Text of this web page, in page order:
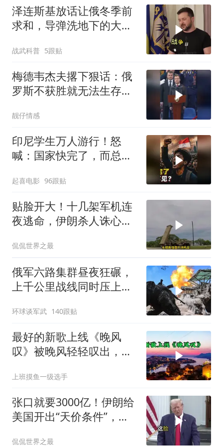
泽连斯基放话让俄冬季前
求和，导弹洗地下的大饼
战武科普 5跟贴
梅德韦杰夫撂下狠话：俄
罗斯不获胜就无法生存，
碎俄国
靓仔情感
印尼学生万人游行！怒
喊：国家快完了，而总统
起喜电影 96跟贴
贴脸开大！十几架军机连
夜逃命，伊朗杀人诛心，
侃侃世界之最
俄军六路集群昼夜狂碾，
上千公里战线同时压上，
制打残
环球谈军武 140跟贴
最好的新歌上线《晚风
叹》被晚风轻轻叹出，散
上班摸鱼一级选手
张口就要3000亿！伊朗给
美国开出“天价条件”，特
侃侃世界之最